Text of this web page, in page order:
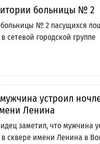
больницы № 2
№ 2 пасущихся
сетевой городской группе
устроил
Ленина
заметил, что мужчина
в сквере имени Ленина в